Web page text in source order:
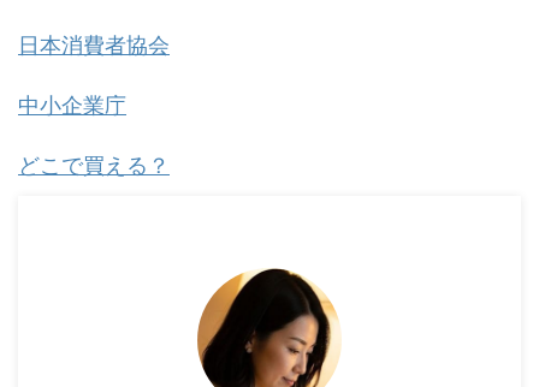
日本消費者協会
中小企業庁
どこで買える？